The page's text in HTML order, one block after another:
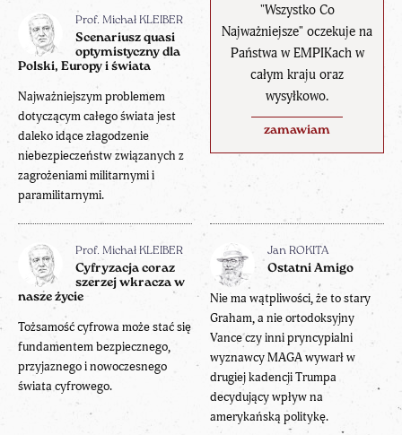
"Wszystko Co
Najważniejsze" oczekuje na
Państwa w EMPIKach w
całym kraju oraz
wysyłkowo.
zamawiam
Prof. Michał KLEIBER
Scenariusz quasi
optymistyczny dla
Polski, Europy i świata
Najważniejszym problemem
dotyczącym całego świata jest
daleko idące złagodzenie
niebezpieczeństw związanych z
zagrożeniami militarnymi i
paramilitarnymi.
Prof. Michał KLEIBER
Cyfryzacja coraz
szerzej wkracza w
nasze życie
Tożsamość cyfrowa może stać się
fundamentem bezpiecznego,
przyjaznego i nowoczesnego
świata cyfrowego.
Jan ROKITA
Ostatni Amigo
Nie ma wątpliwości, że to stary
Graham, a nie ortodoksyjny
Vance czy inni pryncypialni
wyznawcy MAGA wywarł w
drugiej kadencji Trumpa
decydujący wpływ na
amerykańską politykę.